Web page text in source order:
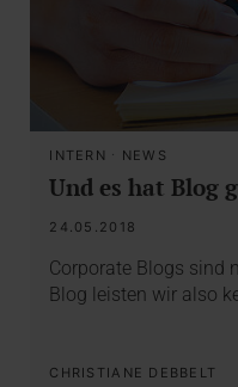
INTERN · NEWS
Und es hat Blog
24.05.2018
Corporate Blogs sind
Blog leisten wir also
CHRISTIANE DEBBELT